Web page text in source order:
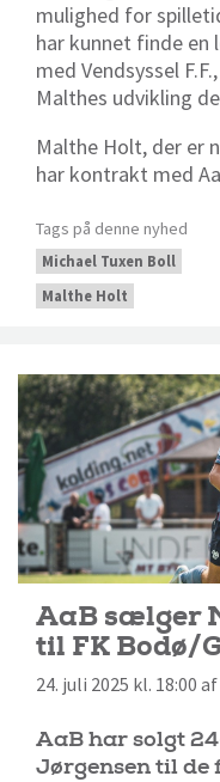
mulighed for
har kunnet finde
med Vendsyssel
Malthes udvikling
Malthe Holt, der er
har kontrakt med
Tags på denne nyhed
Michael Tuxen Boll
Malthe Holt
AaB sælger
til FK Bodø/
24. juli 2025 kl. 18:00
AaB har solgt
Jørgensen til de